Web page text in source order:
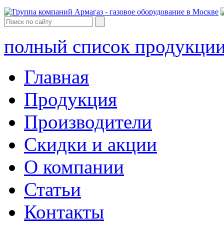
полный список
Главная
Продукция
Производители
Скидки и акции
О компании
Статьи
Контакты